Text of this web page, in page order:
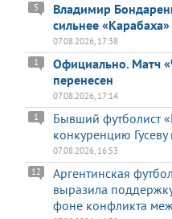
Владимир
сильнее «Карабаха»
5
07.08.2026, 17:38
Официально. Матч
перенесен
1
07.08.2026, 17:14
Бывший футболист
конкуренцию
1
07.08.2026, 16:53
Аргентинская
выразила
фоне конфликта
12